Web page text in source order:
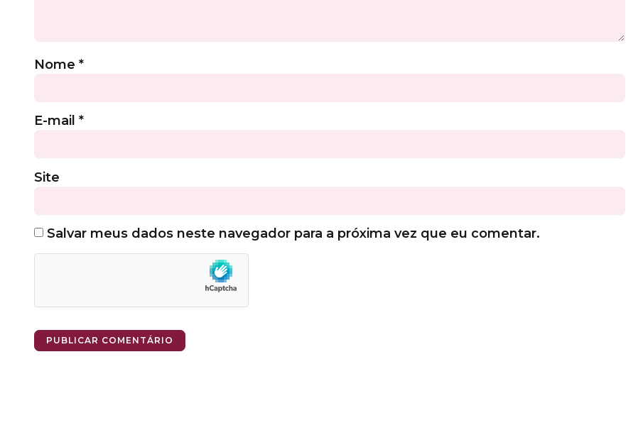
Nome *
E-mail *
Site
Salvar meus dados neste navegador para a próxima vez que eu comentar.